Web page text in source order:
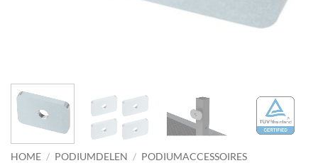
HOME / PODIUMDELEN / PODIUMACCESSOIRES